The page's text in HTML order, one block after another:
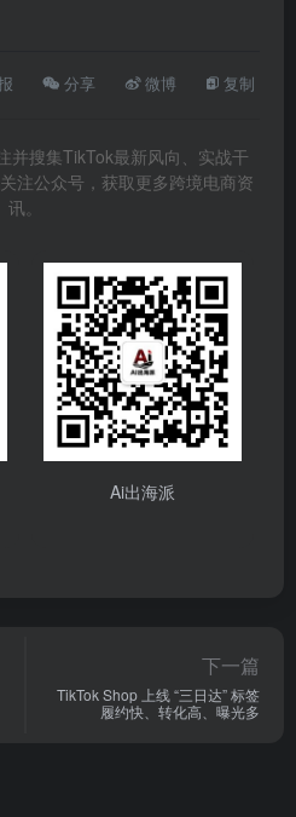
分享 微博 复制
并搜集TikTok最新风向、实战干
注公众号，获取更多跨境电商资
讯。
Ai出海派
下一篇
TikTok Shop 上线 “三日达” 标签
履约快、转化高、曝光多